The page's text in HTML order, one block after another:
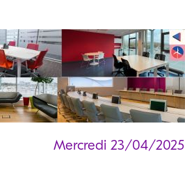
Mercredi 23/04/2025